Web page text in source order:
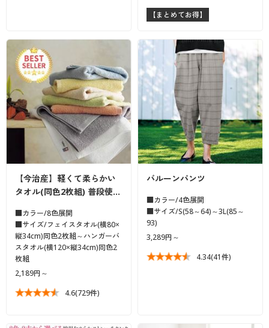
お気に入り
サポート
ご利用ガイド
よくある質問とお問い合わせ
ご利用ガイド
よくある質問とお問い合わせ
【まとめてお得】
【今治産】軽くて柔らかい
タオル(同色2枚組) 普段使…
■カラー/8色展開
■サイズ/フェイスタオル(横80×
縦34cm)同色2枚組～ハンガーバ
スタオル(横120×縦34cm)同色2
枚組
2,189円～
4.6(729件)
バルーンパンツ
■カラー/4色展開
■サイズ/S(58～64)～3L(85～
93)
3,289円～
4.34(41件)